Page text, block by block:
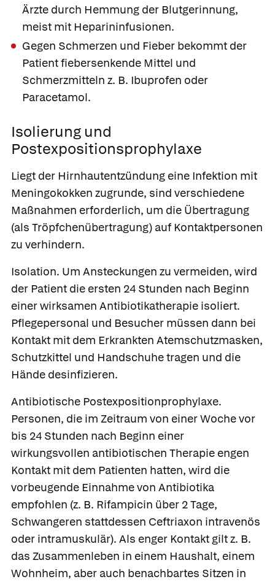
Ärzte durch Hemmung der Blutgerinnung,
meist mit Heparininfusionen.
Gegen Schmerzen und Fieber bekommt der
Patient fiebersenkende Mittel und
Schmerzmitteln z. B. Ibuprofen oder
Paracetamol.
Isolierung und
Postexpositionsprophylaxe
Liegt der Hirnhautentzündung eine Infektion mit
Meningokokken zugrunde, sind verschiedene
Maßnahmen erforderlich, um die Übertragung
(als Tröpfchenübertragung) auf Kontaktpersonen
zu verhindern.
Isolation. Um Ansteckungen zu vermeiden, wird
der Patient die ersten 24 Stunden nach Beginn
einer wirksamen Antibiotikatherapie isoliert.
Pflegepersonal und Besucher müssen dann bei
Kontakt mit dem Erkrankten Atemschutzmasken,
Schutzkittel und Handschuhe tragen und die
Hände desinfizieren.
Antibiotische Postexpositionprophylaxe.
Personen, die im Zeitraum von einer Woche vor
bis 24 Stunden nach Beginn einer
wirkungsvollen antibiotischen Therapie engen
Kontakt mit dem Patienten hatten, wird die
vorbeugende Einnahme von Antibiotika
empfohlen (z. B. Rifampicin über 2 Tage,
Schwangeren stattdessen Ceftriaxon intravenös
oder intramuskulär). Als enger Kontakt gilt z. B.
das Zusammenleben in einem Haushalt, einem
Wohnheim, aber auch benachbartes Sitzen in